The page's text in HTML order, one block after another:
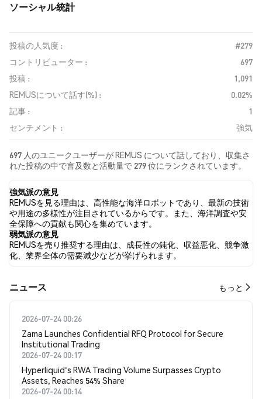
ソーシャル統計
投稿の人気度 :
#279
コントリビューター :
697
投稿 :
1,091
REMUSについて話す(%) :
0.02%
記事 :
1
センチメント :
強気
697 人のユニークユーザーが REMUS について話しており、収集さ
れた投稿の中で言及数と活動量で 279 位にランクされています。
感情は 強気 でした。 最後に、REMUS に関するニュース記事が 1
件公開されました。 Twitterでは、26.07% のツイートが強気の感
情を示し、17.82% のツイートが弱気の感情を示しました。 56.11%
のツイートは REMUS に対して中立的でした。 これらの感情分析
は 303 件のツイートに基づいています。
強気派の意見
REMUSを見る理由は、高性能な海洋ロボットであり、最新の技術
や用途の多様性が注目されているからです。また、海洋調査や安
全保障への貢献も関心を集めています。
弱気派の意見
REMUSを売り推奨する理由は、成長性の鈍化、収益悪化、競争激
化、業界全体の需要減少などが挙げられます。
​​ニュース​​ もっと
2026-07-24 00:26
Zama Launches Confidential RFQ Protocol for Secure
Institutional Trading
2026-07-24 00:17
Hyperliquid's RWA Trading Volume Surpasses Crypto
Assets, Reaches 54% Share
2026-07-24 00:14